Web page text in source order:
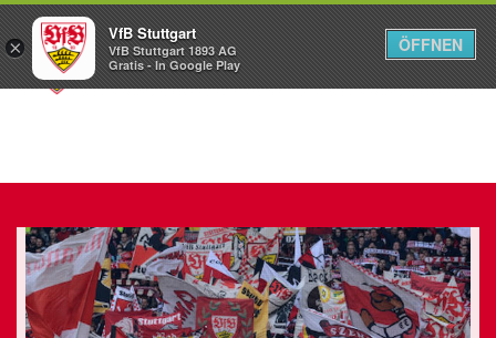
Menü
×
VfB Stuttgart
VfB Stuttgart 1893 AG
Gratis - In Google Play
ÖFFNEN